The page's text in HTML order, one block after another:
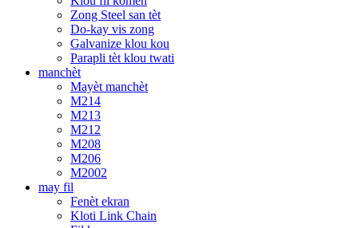
Zong Steel san tèt
Do-kay vis zong
Galvanize klou kou
Parapli tèt klou twati
manchèt
Mayèt manchèt
M214
M213
M212
M208
M206
M2002
may fil
Fenèt ekran
Kloti Link Chain